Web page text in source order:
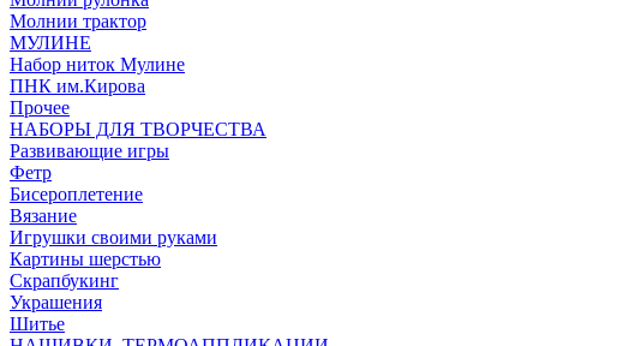
Молнии трактор
МУЛИНЕ
Набор ниток Мулине
ПНК им.Кирова
Прочее
НАБОРЫ ДЛЯ ТВОРЧЕСТВА
Развивающие игры
Фетр
Бисероплетение
Вязание
Игрушки своими руками
Картины шерстью
Скрапбукинг
Украшения
Шитье